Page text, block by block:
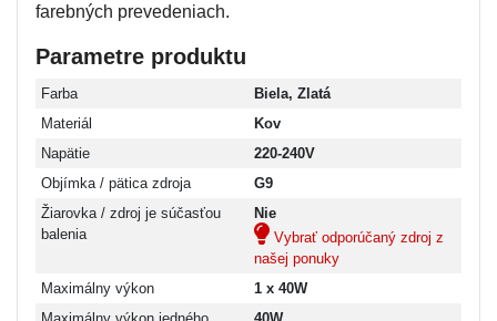
farebných prevedeniach.
Parametre produktu
Farba
Biela, Zlatá
Materiál
Kov
Napätie
220-240V
Objímka / pätica zdroja
G9
Žiarovka / zdroj je súčasťou
balenia
Nie
Vybrať odporúčaný zdroj z
našej ponuky
Maximálny výkon
1 x 40W